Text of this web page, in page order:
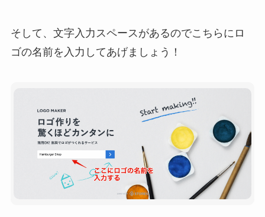
そして、文字入力スペースがあるのでこちらにロ
ゴの名前を入力してあげましょう！